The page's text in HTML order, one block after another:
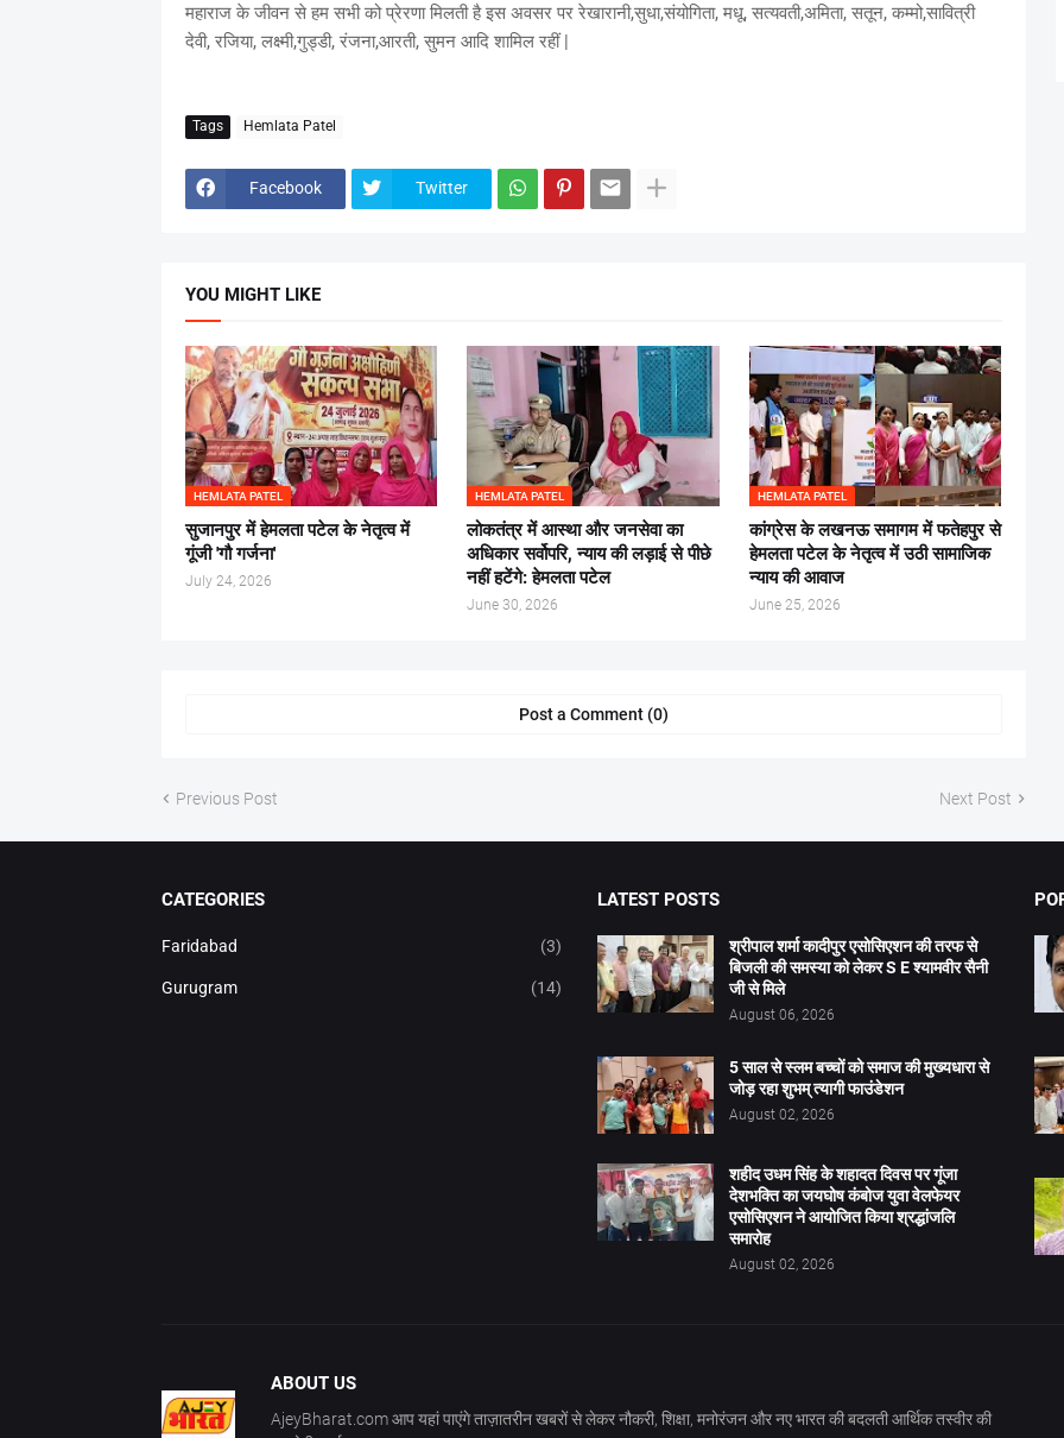
महाराज के जीवन से हम सभी को प्रेरणा मिलती है इस अवसर पर रेखारानी,सुधा,संयोगिता, मधू, सत्यवती,अमिता, सतून, कम्मो,सावित्री
देवी, रजिया, लक्ष्मी,गुड्डी, रंजना,आरती, सुमन आदि शामिल रहीं |
Tags Hemlata Patel
Facebook Twitter
YOU MIGHT LIKE
HEMLATA PATEL
सुजानपुर में हेमलता पटेल के नेतृत्व में
गूंजी 'गौ गर्जना'
July 24, 2026
HEMLATA PATEL
लोकतंत्र में आस्था और जनसेवा का
अधिकार सर्वोपरि, न्याय की लड़ाई से पीछे
नहीं हटेंगे: हेमलता पटेल
June 30, 2026
HEMLATA PATEL
कांग्रेस के लखनऊ समागम में फतेहपुर से
हेमलता पटेल के नेतृत्व में उठी सामाजिक
न्याय की आवाज
June 25, 2026
Post a Comment (0)
Previous Post Next Post
CATEGORIES
Faridabad (3)
Gurugram (14)
LATEST POSTS
श्रीपाल शर्मा कादीपुर एसोसिएशन की तरफ से
बिजली की समस्या को लेकर S E श्यामवीर सैनी
जी से मिले
August 06, 2026
5 साल से स्लम बच्चों को समाज की मुख्यधारा से
जोड़ रहा शुभम् त्यागी फाउंडेशन
August 02, 2026
शहीद उधम सिंह के शहादत दिवस पर गूंजा
देशभक्ति का जयघोष कंबोज युवा वेलफेयर
एसोसिएशन ने आयोजित किया श्रद्धांजलि
समारोह
August 02, 2026
ABOUT US
AjeyBharat.com आप यहां पाएंगे ताज़ातरीन खबरों से लेकर नौकरी, शिक्षा, मनोरंजन और नए भारत की बदलती आर्थिक तस्वीर की